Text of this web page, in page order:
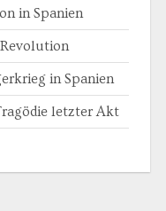
in Spanien
Revolution
in Spanien
letzter Akt